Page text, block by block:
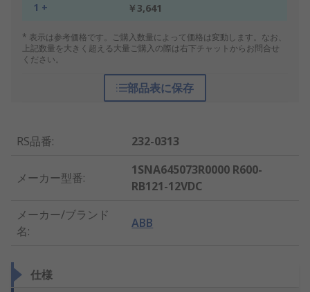
1 + ￥3,641
* 表示は参考価格です。ご購入数量によって価格は変動します。なお、
上記数量を大きく超える大量ご購入の際は右下チャットからお問合せ
ください。
部品表に保存
RS品番: 232-0313
メーカー型番:
1SNA645073R0000 R600-
RB121-12VDC
メーカー/ブランド
名:
ABB
仕様